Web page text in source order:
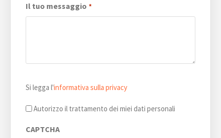
Il tuo messaggio *
legga
l'informativa
privacy
Si legga l'informativa sulla privacy
Autorizzo il trattamento dei miei dati personali
CAPTCHA